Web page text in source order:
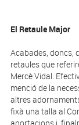
El Retaule Major
Acabades, doncs,
retaules que
Mercè Vidal.
menció de la
altres
fixà una talla al